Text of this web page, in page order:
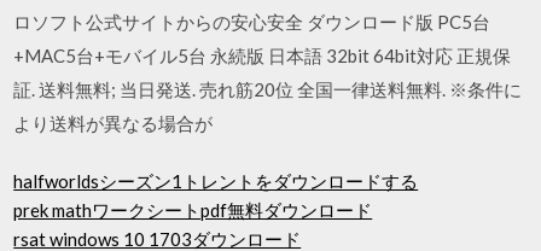
ロソフト公式サイトからの安心安全 ダウンロード版 PC5台
+MAC5台+モバイル5台 永続版 日本語 32bit 64bit対応 正規保
証. 送料無料; 当日発送. 売れ筋20位 全国一律送料無料. ※条件に
より送料が異なる場合が
halfworldsシーズン1トレントをダウンロードする
prek mathワークシートpdf無料ダウンロード
rsat windows 10 1703ダウンロード